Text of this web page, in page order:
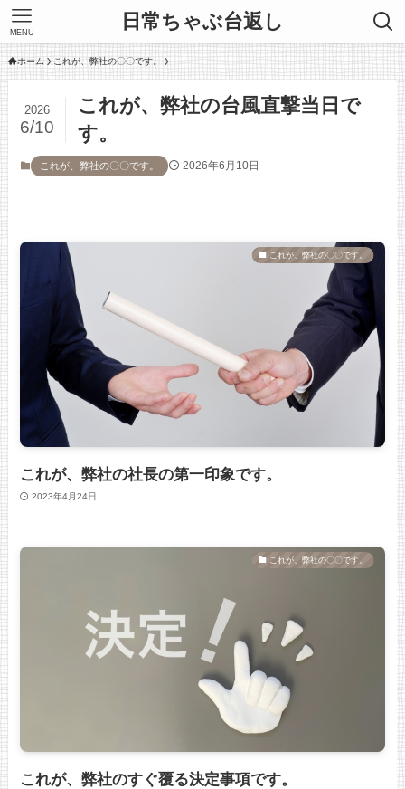
日常ちゃぶ台返し
MENU
ホーム これが、弊社の〇〇です。
これが、弊社の台風直撃当日で
す。
2026
6/10
これが、弊社の〇〇です。 2026年6月10日
これが、弊社の〇〇です。
これが、弊社の社長の第一印象です。
2023年4月24日
これが、弊社の〇〇です。
これが、弊社のすぐ覆る決定事項です。